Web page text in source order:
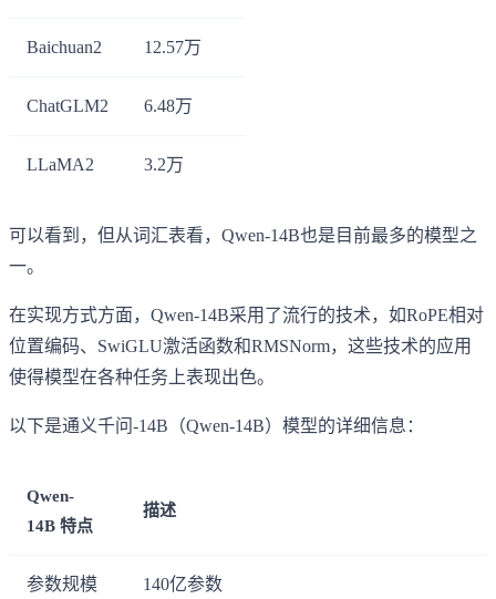
Baichuan2 12.57万
ChatGLM2 6.48万
LLaMA2 3.2万
可以看到，但从词汇表看，Qwen-14B也是目前最多的模型之
一。
在实现方式方面，Qwen-14B采用了流行的技术，如RoPE相对
位置编码、SwiGLU激活函数和RMSNorm，这些技术的应用
使得模型在各种任务上表现出色。
以下是通义千问-14B（Qwen-14B）模型的详细信息：
Qwen-
14B 特点
描述
参数规模 140亿参数